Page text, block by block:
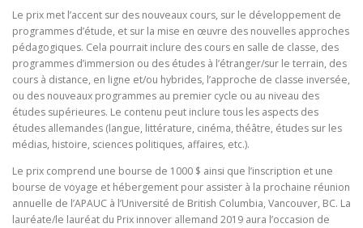
Le prix met l’accent sur des nouveaux cours, sur le développement de
programmes d’étude, et sur la mise en œuvre des nouvelles approches
pédagogiques. Cela pourrait inclure des cours en salle de classe, des
programmes d’immersion ou des études à l’étranger/sur le terrain, des
cours à distance, en ligne et/ou hybrides, l’approche de classe inversée,
ou des nouveaux programmes au premier cycle ou au niveau des
études supérieures. Le contenu peut inclure tous les aspects des
études allemandes (langue, littérature, cinéma, théâtre, études sur les
médias, histoire, sciences politiques, affaires, etc.).
Le prix comprend une bourse de 1000 $ ainsi que l’inscription et une
bourse de voyage et hébergement pour assister à la prochaine réunion
annuelle de l’APAUC à l’Université de British Columbia, Vancouver, BC. La
lauréate/le lauréat du Prix innover allemand 2019 aura l’occasion de